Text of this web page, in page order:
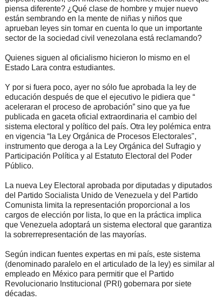
piensa diferente? ¿Qué clase de hombre y mujer nuevo
están sembrando en la mente de niñas y niños que
aprueban leyes sin tomar en cuenta lo que un importante
sector de la sociedad civil venezolana está reclamando?
Quienes siguen al oficialismo hicieron lo mismo en el
Estado Lara contra estudiantes.
Y por si fuera poco, ayer no sólo fue aprobada la ley de
educación después de que el ejecutivo le pidiera que “
aceleraran el proceso de aprobación” sino que ya fue
publicada en gaceta oficial extraordinaria el cambio del
sistema electoral y político del país. Otra ley polémica entra
en vigencia “la Ley Orgánica de Procesos Electorales",
instrumento que deroga a la Ley Orgánica del Sufragio y
Participación Política y al Estatuto Electoral del Poder
Público.
La nueva Ley Electoral aprobada por diputadas y diputados
del Partido Socialista Unido de Venezuela y del Partido
Comunista limita la representación proporcional a los
cargos de elección por lista, lo que en la práctica implica
que Venezuela adoptará un sistema electoral que garantiza
la sobrerrepresentación de las mayorías.
Según indican fuentes expertas en mi país, este sistema
(denominado paralelo en el articulado de la ley) es similar al
empleado en México para permitir que el Partido
Revolucionario Institucional (PRI) gobernara por siete
décadas.